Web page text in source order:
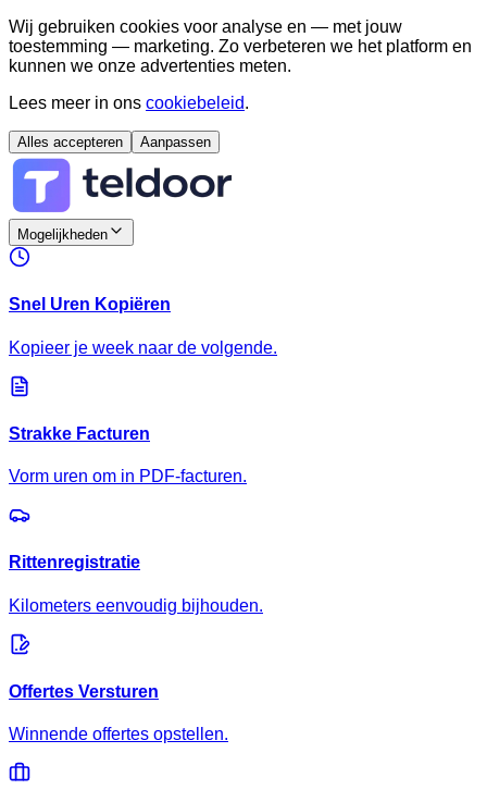
Wij gebruiken cookies voor analyse en — met jouw
toestemming — marketing. Zo verbeteren we het platform en
kunnen we onze advertenties meten.
Lees meer in ons cookiebeleid.
Alles accepteren Aanpassen
Mogelijkheden
Snel Uren Kopiëren
Kopieer je week naar de volgende.
Strakke Facturen
Vorm uren om in PDF-facturen.
Rittenregistratie
Kilometers eenvoudig bijhouden.
Offertes Versturen
Winnende offertes opstellen.